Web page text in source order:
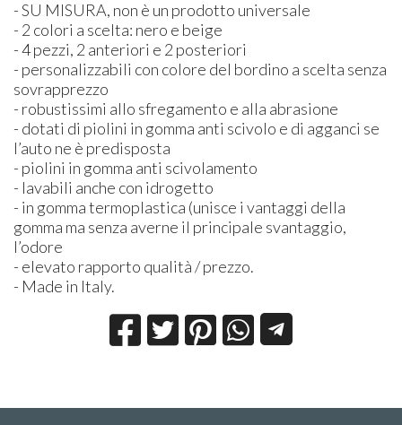
- SU MISURA, non è un prodotto universale
- 2 colori a scelta: nero e beige
- 4 pezzi, 2 anteriori e 2 posteriori
- personalizzabili con colore del bordino a scelta senza
sovrapprezzo
- robustissimi allo sfregamento e alla abrasione
- dotati di piolini in gomma anti scivolo e di agganci se
l’auto ne è predisposta
- piolini in gomma anti scivolamento
- lavabili anche con idrogetto
- in gomma termoplastica (unisce i vantaggi della
gomma ma senza averne il principale svantaggio,
l’odore
- elevato rapporto qualità / prezzo.
- Made in Italy.